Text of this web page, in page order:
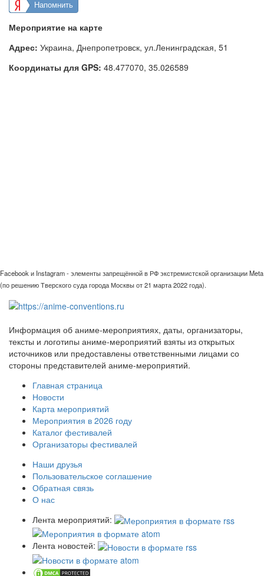
Напомнить
Мероприятие на карте
Адрес: Украина, Днепропетровск, ул.Ленинградская, 51
Координаты для GPS: 48.477070, 35.026589
Facebook и Instagram - элементы запрещённой в РФ экстремистской организации Meta
(по решению Тверского суда города Москвы от 21 марта 2022 года).
Информация об аниме-мероприятиях, даты, организаторы,
тексты и логотипы аниме-мероприятий взяты из открытых
источников или предоставлены ответственными лицами со
стороны представителей аниме-мероприятий.
Главная страница
Новости
Карта мероприятий
Мероприятия в 2026 году
Каталог фестивалей
Организаторы фестивалей
Наши друзья
Пользовательское соглашение
Обратная связь
О нас
Лента мероприятий:
Лента новостей: